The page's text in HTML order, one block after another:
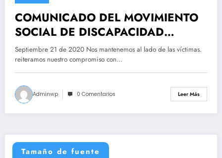
COMUNICADO DEL MOVIMIENTO
SOCIAL DE DISCAPACIDAD
COLOMBIA LOS DERECHOS SON
PARA CUIDAR LA VIDA DE LAS
PERSONAS POR UNA
CUIDADANÍA ACTIVA
#SOMOSMASPORLAVIDA
Septiembre 21 de 2020 Nos mantenemos al lado de las víctimas.
reiteramos nuestro compromiso con…
Adminwp 0 Comentarios Leer Más
Tamaño de fuente